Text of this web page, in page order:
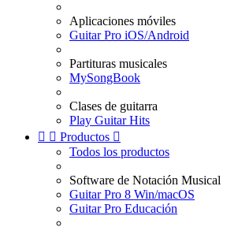
Aplicaciones móviles
Guitar Pro iOS/Android
Partituras musicales
MySongBook
Clases de guitarra
Play Guitar Hits
  Productos 
Todos los productos
Software de Notación Musical
Guitar Pro 8 Win/macOS
Guitar Pro Educación